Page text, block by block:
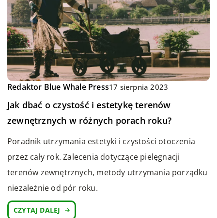
Redaktor Blue Whale Press17 sierpnia 2023
Jak dbać o czystość i estetykę terenów
zewnętrznych w różnych porach roku?
Poradnik utrzymania estetyki i czystości otoczenia
przez cały rok. Zalecenia dotyczące pielęgnacji
terenów zewnętrznych, metody utrzymania porządku
niezależnie od pór roku.
CZYTAJ DALEJ